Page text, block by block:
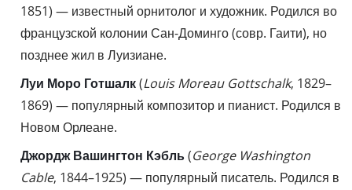
1851) — известный орнитолог и художник. Родился во
французской колонии Сан-Доминго (совр. Гаити), но
позднее жил в Луизиане.
Луи Моро Готшалк(Louis Moreau Gottschalk, 1829–
1869) — популярный композитор и пианист. Родился в
Новом Орлеане.
Джордж Вашингтон Кэбль(George Washington
Cable, 1844–1925) — популярный писатель. Родился в